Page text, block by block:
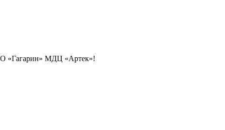
«Гагарин» МДЦ «Артек»!